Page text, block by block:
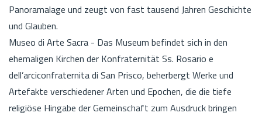
Panoramalage und zeugt von fast tausend Jahren Geschichte
und Glauben.
Museo di Arte Sacra - Das Museum befindet sich in den
ehemaligen Kirchen der Konfraternität Ss. Rosario e
dell’arciconfraternita di San Prisco, beherbergt Werke und
Artefakte verschiedener Arten und Epochen, die die tiefe
religiöse Hingabe der Gemeinschaft zum Ausdruck bringen